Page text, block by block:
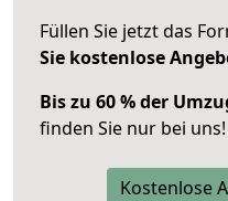
Füllen Sie jetzt das
Sie kostenlose
Bis zu 60 % der
finden Sie nur bei uns!
Kostenlose